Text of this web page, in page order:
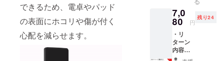
できるため、電卓やパッド
の表面にホコリや傷が付く
心配を減らせます。
す。
ます。
ご了承
上でご
支援頂
けます
支援に
より量
産効率
が向上
した場
合、正
送料込
みの金
額にな
りま
す。 ※
ご注文
状況、
7,0
80 円
残り24
・リ
ターン
内容：
DIYス